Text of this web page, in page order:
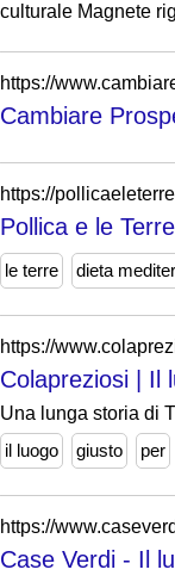
culturale Magnete
https://
Cambiare
https://
Pollica e le
le terre dieta
https://
Colapreziosi | Il
Una lunga storia di
il luogo
giusto per
https://
Case Verdi - Il